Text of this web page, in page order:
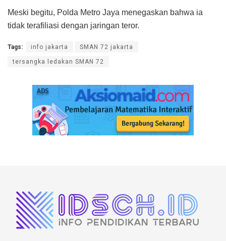
Meski begitu, Polda Metro Jaya menegaskan bahwa ia
tidak terafiliasi dengan jaringan teror.
Tags: info jakarta SMAN 72 jakarta
tersangka ledakan SMAN 72